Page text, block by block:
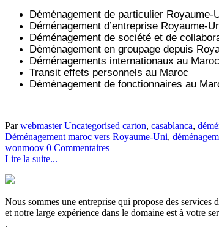
Déménagement de particulier Royaume-
Déménagement d’entreprise Royaume-
Déménagement de société et de
Déménagement en groupage depuis
Déménagements internationaux au Maroc
Transit effets personnels au Maroc
Déménagement de fonctionnaires au
Parwebmaster Uncategorised carton, casablanca,
Déménagement maroc vers Royaume-Uni,
wonmoov 0 Commentaires
Lire la suite...
Nous sommes une entreprise qui propose des
et notre large expérience dans le domaine est à votre
.